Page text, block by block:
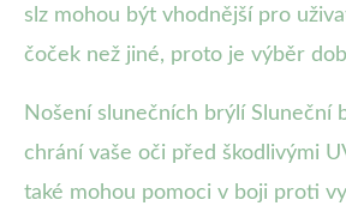
slz mohou být vhodnější pro
čoček než jiné, proto je výběr
Nošení slunečních brýlí Sluneční
chrání vaše oči před škodlivými
také mohou pomoci v boji proti